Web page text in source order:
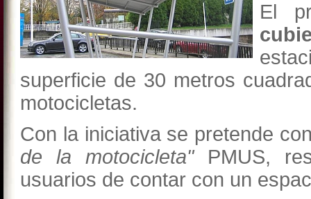
El
superficie de 30 metros
motocicletas.
Con la iniciativa se pretende
de la motocicleta" PMUS,
usuarios de contar con un